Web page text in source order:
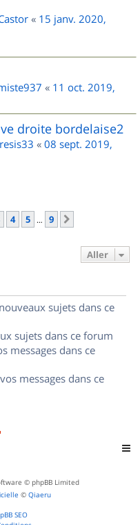
« 15 janv. 2020,
« 11 oct. 2019,
droite bordelaise2
« 08 sept. 2019,
4 5 … 9
Aller
sujets dans ce
sujets dans ce forum
messages dans ce
messages dans ce
© phpBB Limited
© Qiaeru
SEO